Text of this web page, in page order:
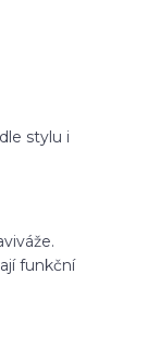
stylu i
funkční